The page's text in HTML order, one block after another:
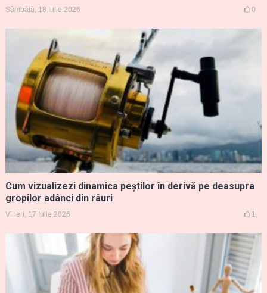
Sâmbătă, 18 Iulie 2026 0
Cum vizualizezi dinamica peștilor în derivă pe deasupra
gropilor adânci din râuri
Vineri, 17 Iulie 2026 1